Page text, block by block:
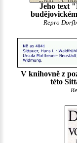
Jeho text
Repro
V knihovně z
této